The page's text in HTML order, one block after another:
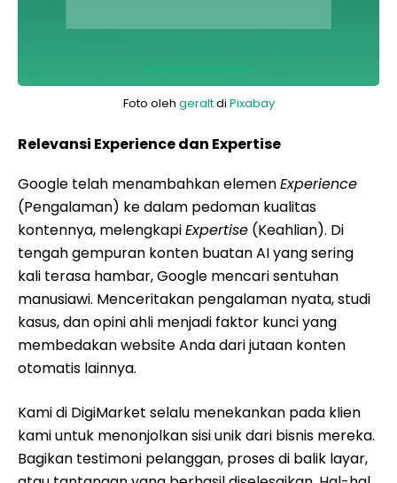
Foto oleh geraltdi Pixabay
Relevansi Experience dan Expertise
Google telah menambahkan elemenExperience
(Pengalaman) ke dalam pedoman kualitas
kontennya, melengkapiExpertise (Keahlian). Di
tengah gempuran konten buatan AI yang sering
kali terasa hambar, Google mencari sentuhan
manusiawi. Menceritakan pengalaman nyata, studi
kasus, dan opini ahli menjadi faktor kunci yang
membedakan website Anda dari jutaan konten
otomatis lainnya.
Kami di DigiMarket selalu menekankan pada klien
kami untuk menonjolkan sisi unik dari bisnis mereka.
Bagikan testimoni pelanggan, proses di balik layar,